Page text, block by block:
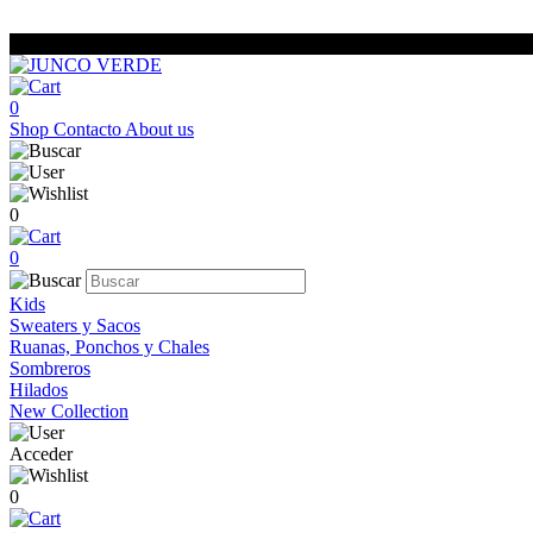
0
Shop Contacto About us
0
0
Kids
Sweaters y Sacos
Ruanas, Ponchos y Chales
Sombreros
Hilados
New Collection
Acceder
0